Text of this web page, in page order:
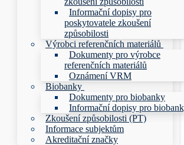
Informační dopisy pro
poskytovatele zkoušení
způsobilosti
Výrobci referenčních materiálů
Dokumenty pro výrobce
referenčních materiálů
Oznámení VRM
Biobanky
Dokumenty pro biobanky
Informační dopisy pro
Zkoušení způsobilosti (PT)
Informace subjektům
Akreditační značky